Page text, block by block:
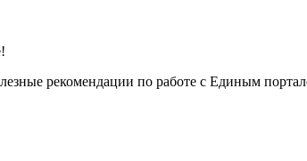
рекомендации по работе с Единым